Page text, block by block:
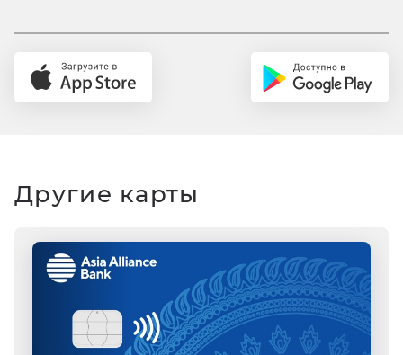
Другие карты